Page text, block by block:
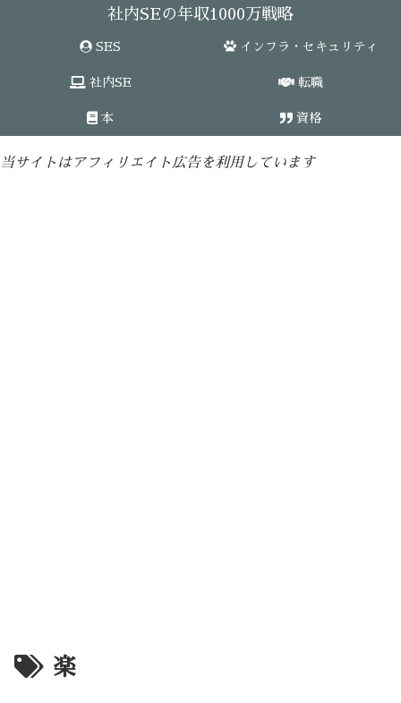
社内SEの年収1000万戦略
SES インフラ・セキュリティ
社内SE 転職
本 資格
当サイトはアフィリエイト広告を利用しています
楽